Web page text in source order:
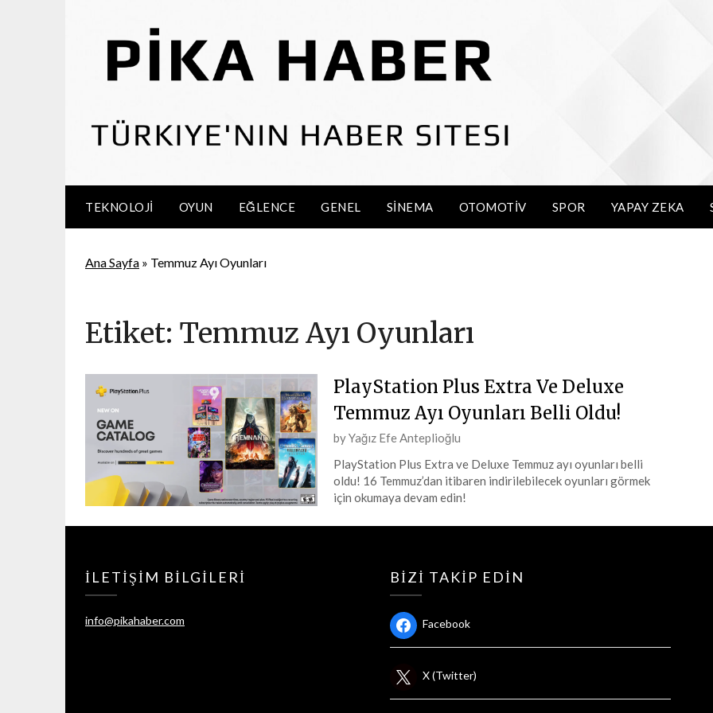
TEKNOLOJI OYUN EĞLENCE GENEL SINEMA OTOMOTIV SPOR YAPAY ZEKA
Ana Sayfa » Temmuz Ayı Oyunları
Etiket: Temmuz Ayı Oyunları
PlayStation Plus Extra Ve Deluxe
Temmuz Ayı Oyunları Belli Oldu!
Posted
10
Temmuz
byYağız Efe Anteplioğlu
PlayStation Plus Extra ve Deluxe Temmuz ayı oyunları belli
oldu! 16 Temmuz’dan itibaren indirilebilecek oyunları görmek
için okumaya devam edin!
İLETIŞIM BILGILERI
info@pikahaber.com
BIZI TAKIP EDIN
Facebook
X (Twitter)